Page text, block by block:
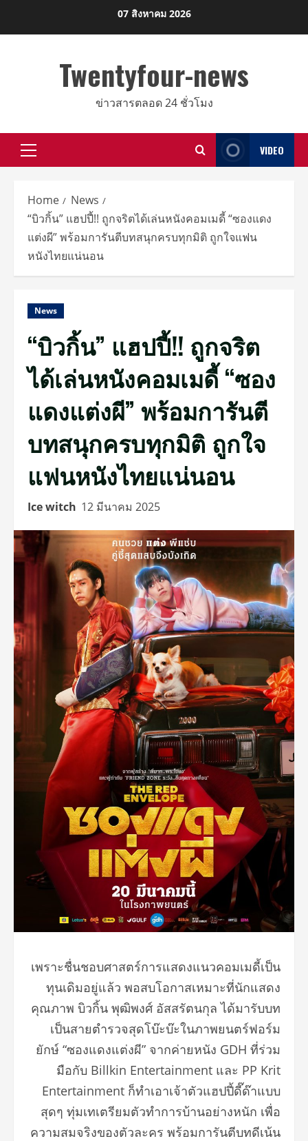
07 สิงหาคม 2026
Twentyfour-news
ข่าวสารตลอด 24 ชั่วโมง
Primary
VIDEO
Home
News
“บิวกิ้น” แฮปปี้!! ถูกจริตได้เล่นหนังคอมเมดี้ “ซองแดง
แต่งผี” พร้อมการันตีบทสนุกครบทุกมิติ ถูกใจแฟน
หนังไทยแน่นอน
News
“บิวกิ้น” แฮปปี้!! ถูกจริต
ได้เล่นหนังคอมเมดี้ “ซอง
แดงแต่งผี” พร้อมการันตี
บทสนุกครบทุกมิติ ถูกใจ
แฟนหนังไทยแน่นอน
Ice witch 12 มีนาคม 2025
เพราะชื่นชอบศาสตร์การแสดงแนวคอมเมดี้เป็น
ทุนเดิมอยู่แล้ว พอสบโอกาสเหมาะที่นักแสดง
คุณภาพ บิวกิ้น พุฒิพงศ์ อัสสรัตนกุล ได้มารับบท
เป็นสายตำรวจสุดโบ๊ะบ๊ะในภาพยนตร์ฟอร์ม
ยักษ์ “ซองแดงแต่งผี” จากค่ายหนัง GDH ที่ร่วม
มือกับ Billkin Entertainment และ PP Krit
Entertainment ก็ทำเอาเจ้าตัวแฮปปี้ดี๊ด๊าแบบ
สุดๆ ทุ่มเทเตรียมตัวทำการบ้านอย่างหนัก เพื่อ
ความสมจริงของตัวละคร พร้อมการันตีบทดีเน้น